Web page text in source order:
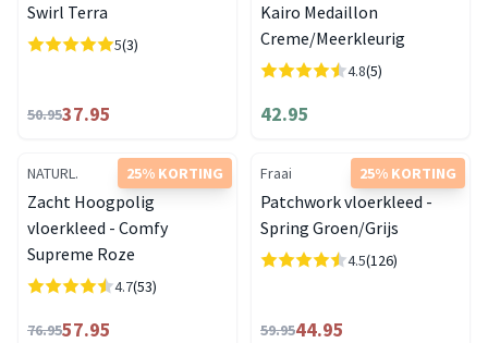
Swirl Terra
5(3)
50.9537.95
Kairo Medaillon
Creme/Meerkleurig
4.8(5)
42.95
25% KORTING
NATURL.
Zacht Hoogpolig
vloerkleed - Comfy
Supreme Roze
4.7(53)
76.9557.95
25% KORTING
Fraai
Patchwork vloerkleed -
Spring Groen/Grijs
4.5(126)
59.9544.95